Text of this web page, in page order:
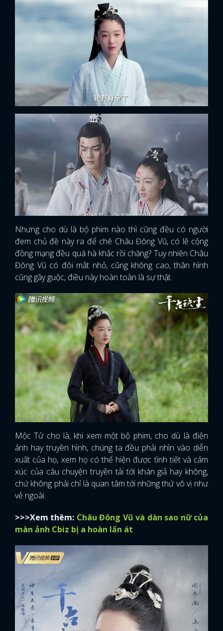
Nhưng cho dù là bộ phim nào thì cũng đều có người
đem chủ đề này ra để chê Châu Đông Vũ, có lẽ cộng
đồng mạng đều quá hà khắc rồi chăng? Tuy nhiên Châu
Đông Vũ có đôi mắt nhỏ, cũng không cao, thân hình
cũng gầy guộc, điều này hoàn toàn là sự thật.
Mộc Tử cho là, khi xem một bộ phim, cho dù là điện
ảnh hay truyền hình, chúng ta đều phải nhìn vào diễn
xuất của họ, xem họ có thể hiện được tình tiết và cảm
xúc của câu chuyện truyền tải tới khán giả hay không,
chứ không phải chỉ là quan tâm tới những thứ vô vị như
vẻ ngoài.
>>>Xem thêm: Châu Đông Vũ và dàn sao nữ của
màn ảnh Cbiz bị a hoàn lấn át